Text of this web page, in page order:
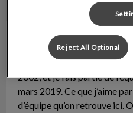
Technicienne en
J’ai terminé mes études au
2002, et je fais partie de
mars 2019. Ce que j’aime
d’équipe qu’on retrouve ici.
Reject All Optional